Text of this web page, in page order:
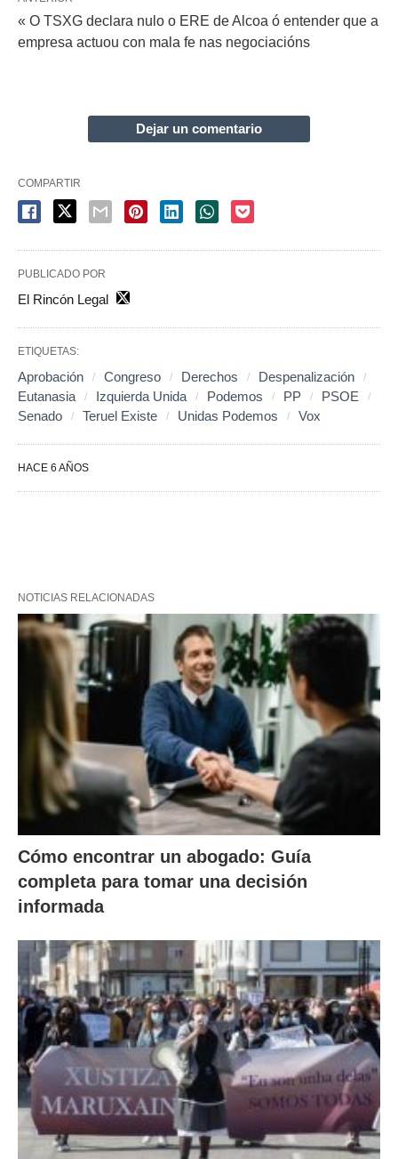
« O TSXG declara nulo o ERE de Alcoa ó entender que a
empresa actuou con mala fe nas negociacións
Dejar un comentario
COMPARTIR
PUBLICADO POR
El Rincón Legal
ETIQUETAS:
Aprobación Congreso Derechos
Despenalización
Eutanasia
Izquierda Unida Podemos PP
PSOE
Senado
Teruel Existe Unidas Podemos Vox
HACE 6 AÑOS
NOTICIAS RELACIONADAS
Cómo encontrar un abogado: Guía
completa para tomar una decisión
informada